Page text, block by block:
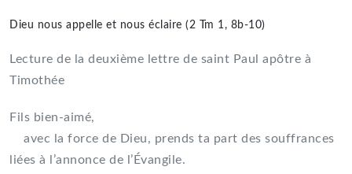
Dieu nous appelle et nous éclaire (2 Tm 1, 8b-10)
Lecture de la deuxième lettre de saint Paul apôtre à
Timothée
Fils bien-aimé,
avec la force de Dieu, prends ta part des souffrances
liées à l’annonce de l’Évangile.